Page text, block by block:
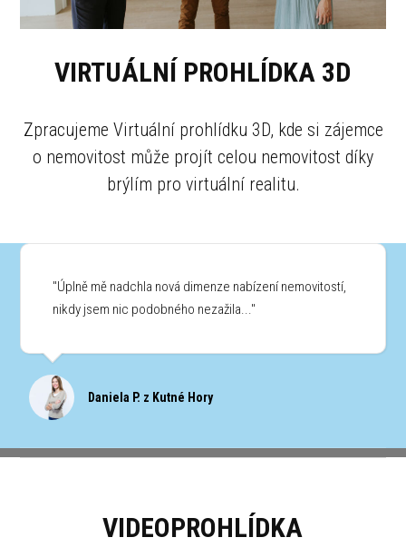
VIRTUÁLNÍ PROHLÍDKA 3D
Zpracujeme Virtuální prohlídku 3D, kde si zájemce
o nemovitost může projít celou nemovitost díky
brýlím pro virtuální realitu.
"Úplně mě nadchla nová dimenze nabízení nemovitostí,
nikdy jsem nic podobného nezažila..."
Daniela P. z Kutné Hory
VIDEOPROHLÍDKA